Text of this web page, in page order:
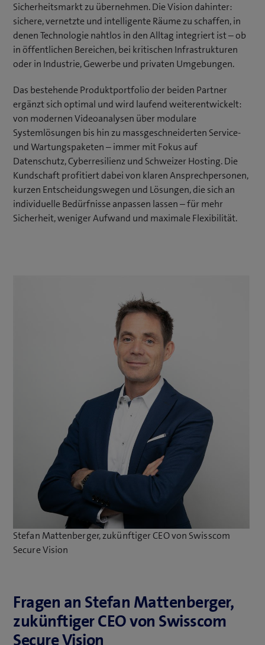
Sicherheitsmarkt zu übernehmen. Die Vision dahinter:
sichere, vernetzte und intelligente Räume zu schaffen, in
denen Technologie nahtlos in den Alltag integriert ist – ob
in öffentlichen Bereichen, bei kritischen Infrastrukturen
oder in Industrie, Gewerbe und privaten Umgebungen.
Das bestehende Produktportfolio der beiden Partner
ergänzt sich optimal und wird laufend weiterentwickelt:
von modernen Videoanalysen über modulare
Systemlösungen bis hin zu massgeschneiderten Service-
und Wartungspaketen – immer mit Fokus auf
Datenschutz, Cyberresilienz und Schweizer Hosting. Die
Kundschaft profitiert dabei von klaren Ansprechpersonen,
kurzen Entscheidungswegen und Lösungen, die sich an
individuelle Bedürfnisse anpassen lassen – für mehr
Sicherheit, weniger Aufwand und maximale Flexibilität.
Stefan Mattenberger, zukünftiger CEO von Swisscom
Secure Vision
Fragen an Stefan Mattenberger,
zukünftiger CEO von Swisscom
Secure Vision